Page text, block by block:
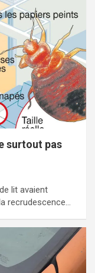
surtout pas
lit avaient
recrudescence…